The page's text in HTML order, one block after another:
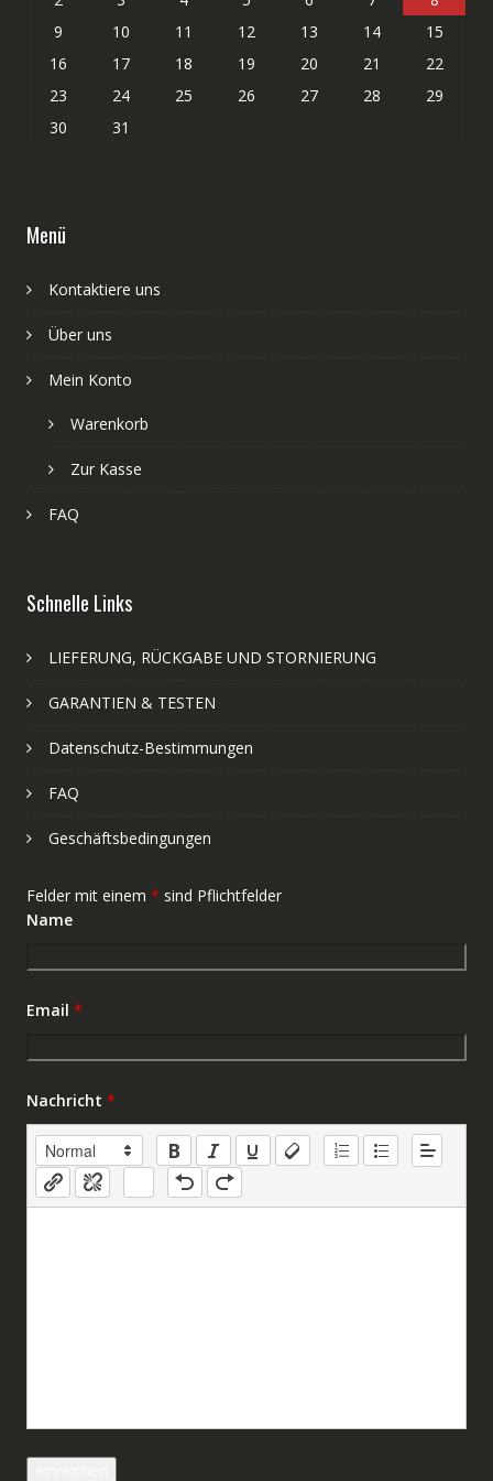
9
10 11 12 13 14
15
16
17 18 19 20 21
22
23
24 25 26 27 28
29
30
31
Menü
Kontaktiere uns
Über uns
Mein Konto
Warenkorb
Zur Kasse
FAQ
Schnelle Links
LIEFERUNG, RÜCKGABE UND STORNIERUNG
GARANTIEN & TESTEN
Datenschutz-Bestimmungen
FAQ
Geschäftsbedingungen
Felder mit einem * sind Pflichtfelder
Name
Email *
Nachricht *